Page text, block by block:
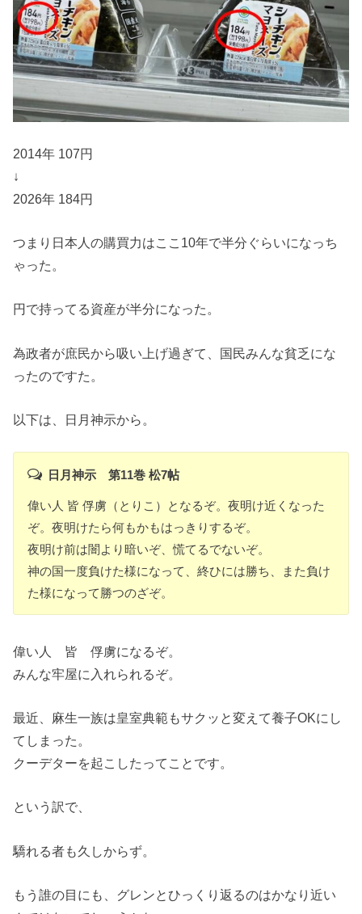
2014年 107円
↓
2026年 184円
つまり日本人の購買力はここ10年で半分ぐらいになっち
ゃった。
円で持ってる資産が半分になった。
為政者が庶民から吸い上げ過ぎて、国民みんな貧乏にな
ったのですた。
以下は、日月神示から。
日月神示 第11巻 松7帖
偉い人 皆 俘虜（とりこ）となるぞ。夜明け近くなった
ぞ。夜明けたら何もかもはっきりするぞ。
夜明け前は闇より暗いぞ、慌てるでないぞ。
神の国一度負けた様になって、終ひには勝ち、また負け
た様になって勝つのざぞ。
偉い人 皆 俘虜になるぞ。
みんな牢屋に入れられるぞ。
最近、麻生一族は皇室典範もサクッと変えて養子OKにし
てしまった。
クーデターを起こしたってことです。
という訳で、
驕れる者も久しからず。
もう誰の目にも、グレンとひっくり返るのはかなり近い